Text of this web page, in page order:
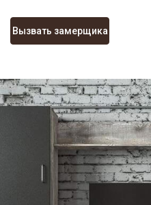
Вызвать замерщика